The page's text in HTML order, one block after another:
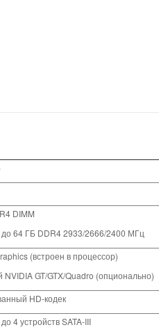
DIMM
64 ГБ DDR4 2933/2666/2400 МГц
(встроен в процессор)
NVIDIA GT/GTX/Quadro (опционально)
HD-кодек
4 устройств SATA-III